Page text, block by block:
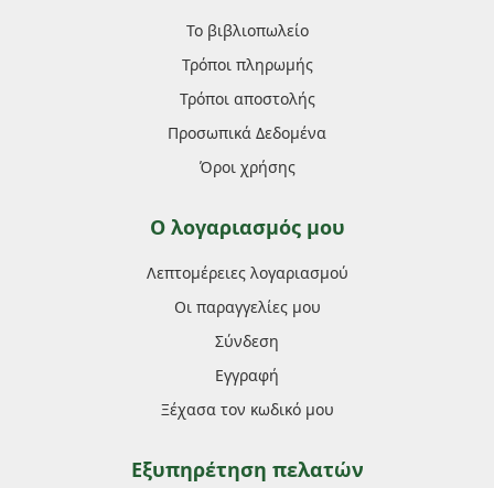
Το βιβλιοπωλείο
Τρόποι πληρωμής
Τρόποι αποστολής
Προσωπικά Δεδομένα
Όροι χρήσης
Ο λογαριασμός μου
Λεπτομέρειες λογαριασμού
Οι παραγγελίες μου
Σύνδεση
Εγγραφή
Ξέχασα τον κωδικό μου
Εξυπηρέτηση πελατών